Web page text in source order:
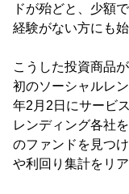
ドが殆どと、少額
経験がない方にも
こうした投資商品
初のソーシャルレ
年2月2日にサービ
レンディング各社
のファンドを見つ
や利回り集計をリ